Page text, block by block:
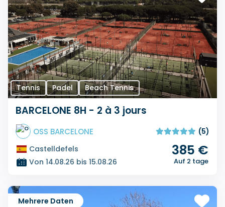
Tennis Padel Beach Tennis
BARCELONE 8H - 2 à 3 jours
OSS BARCELONE
(5)
Castelldefels
Von 14.08.26 bis 15.08.26
385 €
Auf 2 tage
Mehrere Daten